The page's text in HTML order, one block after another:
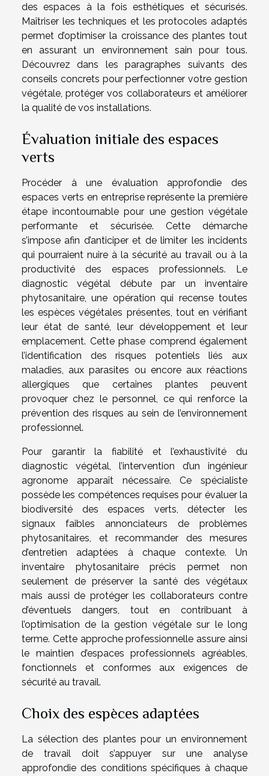
des espaces à la fois esthétiques et sécurisés.
Maîtriser les techniques et les protocoles adaptés
permet d’optimiser la croissance des plantes tout
en assurant un environnement sain pour tous.
Découvrez dans les paragraphes suivants des
conseils concrets pour perfectionner votre gestion
végétale, protéger vos collaborateurs et améliorer
la qualité de vos installations.
Évaluation initiale des espaces
verts
Procéder à une évaluation approfondie des
espaces verts en entreprise représente la première
étape incontournable pour une gestion végétale
performante et sécurisée. Cette démarche
s’impose afin d’anticiper et de limiter les incidents
qui pourraient nuire à la sécurité au travail ou à la
productivité des espaces professionnels. Le
diagnostic végétal débute par un inventaire
phytosanitaire, une opération qui recense toutes
les espèces végétales présentes, tout en vérifiant
leur état de santé, leur développement et leur
emplacement. Cette phase comprend également
l’identification des risques potentiels liés aux
maladies, aux parasites ou encore aux réactions
allergiques que certaines plantes peuvent
provoquer chez le personnel, ce qui renforce la
prévention des risques au sein de l’environnement
professionnel.
Pour garantir la fiabilité et l’exhaustivité du
diagnostic végétal, l’intervention d’un ingénieur
agronome apparaît nécessaire. Ce spécialiste
possède les compétences requises pour évaluer la
biodiversité des espaces verts, détecter les
signaux faibles annonciateurs de problèmes
phytosanitaires, et recommander des mesures
d’entretien adaptées à chaque contexte. Un
inventaire phytosanitaire précis permet non
seulement de préserver la santé des végétaux
mais aussi de protéger les collaborateurs contre
d’éventuels dangers, tout en contribuant à
l’optimisation de la gestion végétale sur le long
terme. Cette approche professionnelle assure ainsi
le maintien d’espaces professionnels agréables,
fonctionnels et conformes aux exigences de
sécurité au travail.
Choix des espèces adaptées
La sélection des plantes pour un environnement
de travail doit s’appuyer sur une analyse
approfondie des conditions spécifiques à chaque